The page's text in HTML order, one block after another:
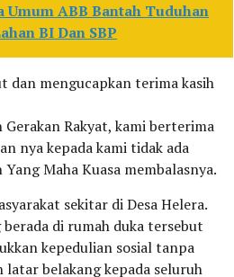
Umum ABB Bantah Tuduhan
BI Dan SBP
dan mengucapkan terima kasih
Rakyat, kami berterima
nya kepada kami tidak ada
Maha Kuasa membalasnya.
sekitar di Desa Helera.
berada di rumah duka tersebut
kepedulian sosial tanpa
latar belakang kepada seluruh